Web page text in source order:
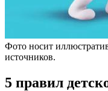
Фото носит
источников.
5 правил